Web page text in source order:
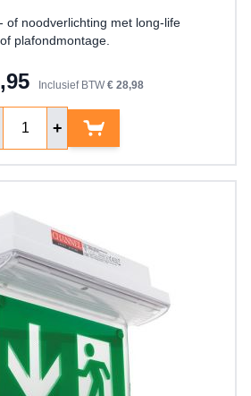
of noodverlichting met long-life
plafondmontage.
Inclusief BTW € 28,98
+